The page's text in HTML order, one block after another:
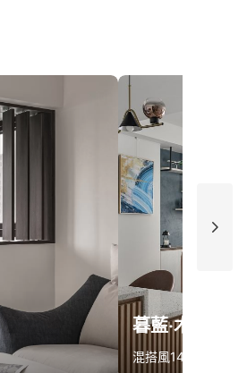
暮藍‧木語
混搭風14坪